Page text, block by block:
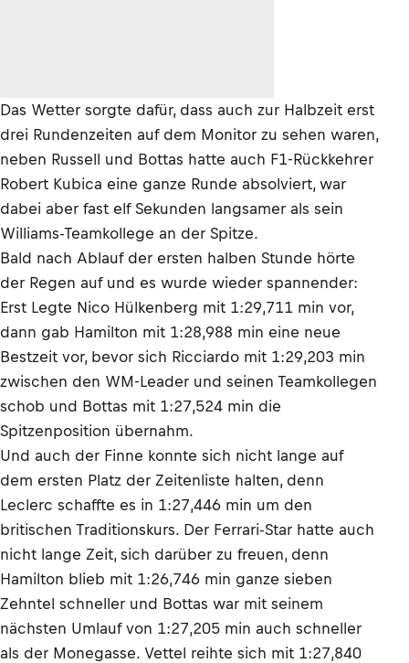
Das Wetter sorgte dafür, dass auch zur Halbzeit erst
drei Rundenzeiten auf dem Monitor zu sehen waren,
neben Russell und Bottas hatte auch F1-Rückkehrer
Robert Kubica eine ganze Runde absolviert, war
dabei aber fast elf Sekunden langsamer als sein
Williams-Teamkollege an der Spitze.
Bald nach Ablauf der ersten halben Stunde hörte
der Regen auf und es wurde wieder spannender:
Erst Legte Nico Hülkenberg mit 1:29,711 min vor,
dann gab Hamilton mit 1:28,988 min eine neue
Bestzeit vor, bevor sich Ricciardo mit 1:29,203 min
zwischen den WM-Leader und seinen Teamkollegen
schob und Bottas mit 1:27,524 min die
Spitzenposition übernahm.
Und auch der Finne konnte sich nicht lange auf
dem ersten Platz der Zeitenliste halten, denn
Leclerc schaffte es in 1:27,446 min um den
britischen Traditionskurs. Der Ferrari-Star hatte auch
nicht lange Zeit, sich darüber zu freuen, denn
Hamilton blieb mit 1:26,746 min ganze sieben
Zehntel schneller und Bottas war mit seinem
nächsten Umlauf von 1:27,205 min auch schneller
als der Monegasse. Vettel reihte sich mit 1:27,840